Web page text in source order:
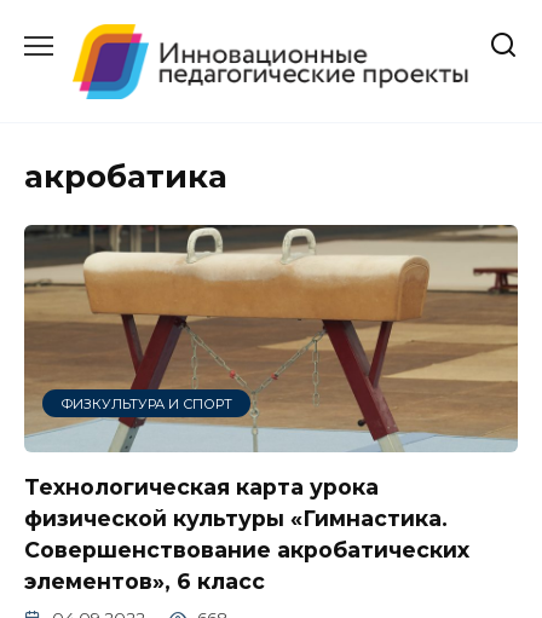
содержанию
акробатика
ФИЗКУЛЬТУРА И СПОРТ
Технологическая карта урока
физической культуры «Гимнастика.
Совершенствование акробатических
элементов», 6 класс